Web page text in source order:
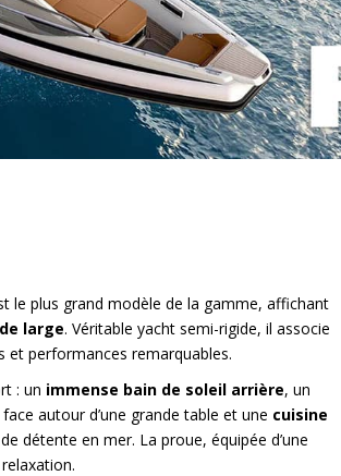
le plus grand modèle de la gamme, affichant
large. Véritable yacht semi-rigide, il associe
et performances remarquables.
: un immense bain de soleil arrière, un
autour d’une grande table et une cuisine
détente en mer. La proue, équipée d’une